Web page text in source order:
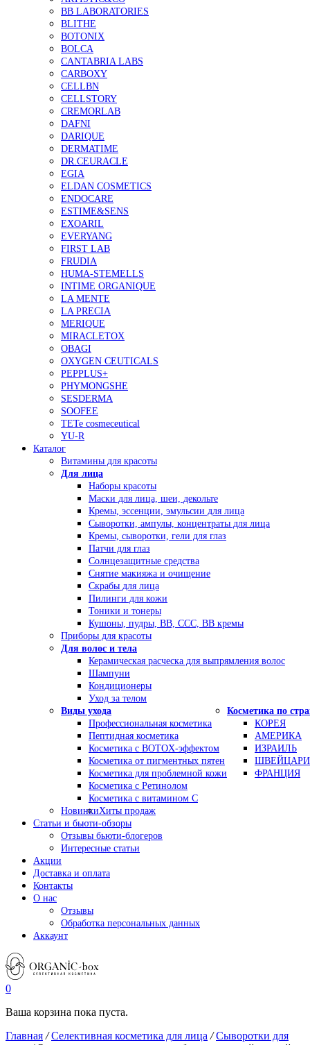
BB LABORATORIES
BLITHE
BOTONIX
BOLCA
CANTABRIA LABS
CARBOXY
CELLBN
CELLSTORY
CREMORLAB
DAFNI
DARIQUE
DERMATIME
DR.CEURACLE
EGIA
ELDAN COSMETICS
ENDOCARE
ESTIME&SENS
EXOARIL
EVERYANG
FIRST LAB
FRUDIA
HUMA-STEMELLS
INTIME ORGANIQUE
LA MENTE
LA PRECIA
MERIQUE
MIRACLETOX
OBAGI
OXYGEN CEUTICALS
PEPPLUS+
PHYMONGSHE
SESDERMA
SOOFEE
TETe cosmeceutical
YU-R
Каталог
Витамины для красоты
Для лица
Наборы красоты
Маски для лица, шеи, декольте
Кремы, эссенции, эмульсии для лица
Сыворотки, ампулы, концентраты для лица
Кремы, сыворотки, гели для глаз
Патчи для глаз
Солнцезащитные средства
Снятие макияжа и очищение
Скрабы для лица
Пилинги для кожи
Тоники и тонеры
Кушоны, пудры, ВВ, ССС, ВВ кремы
Приборы для красоты
Для волос и тела
Керамическая расческа для выпрямления волос
Шампуни
Кондиционеры
Уход за телом
Виды ухода
Профессиональная косметика
Пептидная косметика
Косметика с BOTOX-эффектом
Косметика от пигментных пятен
Косметика для проблемной кожи
Косметика с Ретинолом
Косметика с витамином С
Косметика по
КОРЕЯ
АМЕРИКА
ИЗРАИЛЬ
ФРАНЦИЯ
НовинкиХиты продаж
Статьи и бьюти-обзоры
Отзывы бьюти-блогеров
Интересные статьи
Акции
Доставка и оплата
Контакты
О нас
Отзывы
Обработка персональных данных
Аккаунт
0
Ваша корзина пока пуста.
Главная /Селективная косметика для лица /Сыворотки для